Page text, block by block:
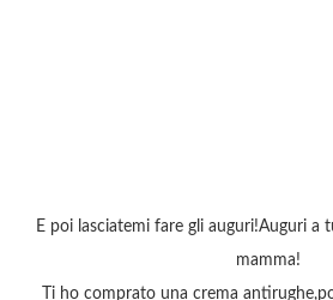
E poi lasciatemi fare gli auguri!Auguri a
mamma!
Ti ho comprato una crema